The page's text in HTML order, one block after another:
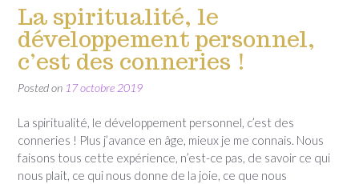
La spiritualité, le
développement personnel,
c’est des conneries !
Posted on 17 octobre 2019
La spiritualité, le développement personnel, c’est des
conneries ! Plus j’avance en âge, mieux je me connais. Nous
faisons tous cette expérience, n’est-ce pas, de savoir ce qui
nous plait, ce qui nous donne de la joie, ce que nous